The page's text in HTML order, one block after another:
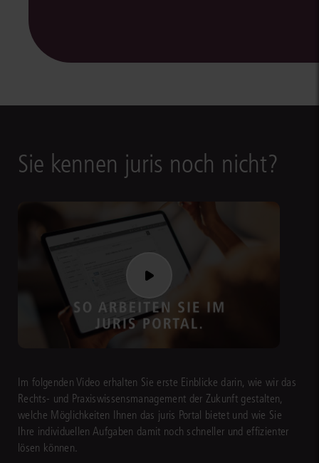
Sie kennen juris noch nicht?
Im folgenden Video erhalten Sie erste Einblicke darin, wie wir das
Rechts- und Praxiswissensmanagement der Zukunft gestalten,
welche Möglichkeiten Ihnen das juris Portal bietet und wie Sie
Ihre individuellen Aufgaben damit noch schneller und effizienter
lösen können.